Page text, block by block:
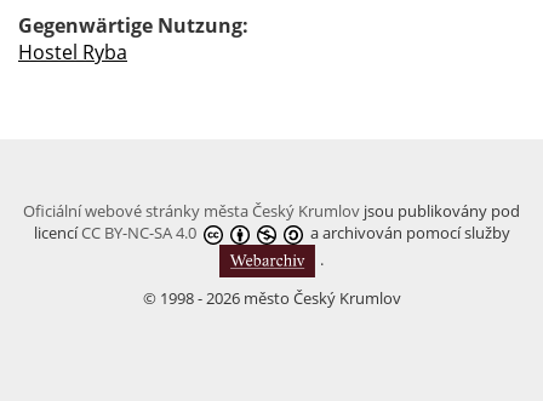
Gegenwärtige Nutzung:
Hostel Ryba
Oficiální webové stránky města Český Krumlov jsou publikovány pod
licencíCC BY-NC-SA 4.0
a archivován pomocí služby
.
© 1998 - 2026 město Český Krumlov